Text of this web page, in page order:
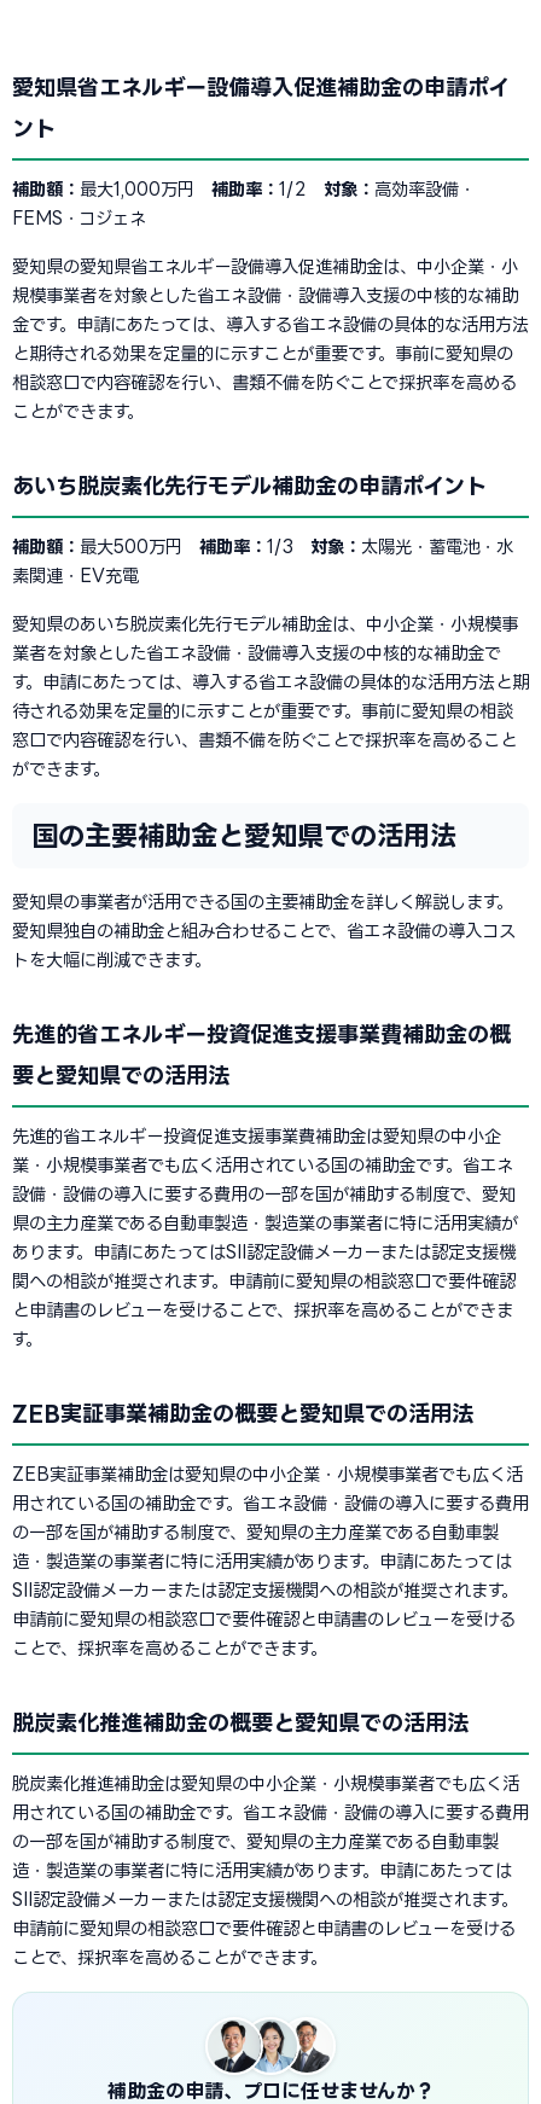
愛知県省エネルギー設備導入促進補助金の申請ポイ
ント
補助額： 最大1,000万円 補助率： 1/2 対象： 高効率設備・
FEMS・コジェネ
愛知県の愛知県省エネルギー設備導入促進補助金は、中小企業・小
規模事業者を対象とした省エネ設備・設備導入支援の中核的な補助
金です。申請にあたっては、導入する省エネ設備の具体的な活用方法
と期待される効果を定量的に示すことが重要です。事前に愛知県の
相談窓口で内容確認を行い、書類不備を防ぐことで採択率を高める
ことができます。
あいち脱炭素化先行モデル補助金の申請ポイント
補助額： 最大500万円 補助率： 1/3 対象： 太陽光・蓄電池・水
素関連・EV充電
愛知県のあいち脱炭素化先行モデル補助金は、中小企業・小規模事
業者を対象とした省エネ設備・設備導入支援の中核的な補助金で
す。申請にあたっては、導入する省エネ設備の具体的な活用方法と期
待される効果を定量的に示すことが重要です。事前に愛知県の相談
窓口で内容確認を行い、書類不備を防ぐことで採択率を高めること
ができます。
国の主要補助金と愛知県での活用法
愛知県の事業者が活用できる国の主要補助金を詳しく解説します。
愛知県独自の補助金と組み合わせることで、省エネ設備の導入コス
トを大幅に削減できます。
先進的省エネルギー投資促進支援事業費補助金の概
要と愛知県での活用法
先進的省エネルギー投資促進支援事業費補助金は愛知県の中小企
業・小規模事業者でも広く活用されている国の補助金です。省エネ
設備・設備の導入に要する費用の一部を国が補助する制度で、愛知
県の主力産業である自動車製造・製造業の事業者に特に活用実績が
あります。申請にあたってはSII認定設備メーカーまたは認定支援機
関への相談が推奨されます。申請前に愛知県の相談窓口で要件確認
と申請書のレビューを受けることで、採択率を高めることができま
す。
ZEB実証事業補助金の概要と愛知県での活用法
ZEB実証事業補助金は愛知県の中小企業・小規模事業者でも広く活
用されている国の補助金です。省エネ設備・設備の導入に要する費用
の一部を国が補助する制度で、愛知県の主力産業である自動車製
造・製造業の事業者に特に活用実績があります。申請にあたっては
SII認定設備メーカーまたは認定支援機関への相談が推奨されます。
申請前に愛知県の相談窓口で要件確認と申請書のレビューを受ける
ことで、採択率を高めることができます。
脱炭素化推進補助金の概要と愛知県での活用法
脱炭素化推進補助金は愛知県の中小企業・小規模事業者でも広く活
用されている国の補助金です。省エネ設備・設備の導入に要する費用
の一部を国が補助する制度で、愛知県の主力産業である自動車製
造・製造業の事業者に特に活用実績があります。申請にあたっては
SII認定設備メーカーまたは認定支援機関への相談が推奨されます。
申請前に愛知県の相談窓口で要件確認と申請書のレビューを受ける
ことで、採択率を高めることができます。
補助金の申請、プロに任せませんか？